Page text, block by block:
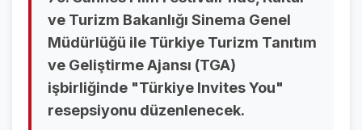
VİDEO GALERİ
KURUMSAL
ve Turizm Bakanlığı Sinema Genel
Müdürlüğü ile Türkiye Turizm Tanıtım
ve Geliştirme Ajansı (TGA)
işbirliğinde "Türkiye Invites You"
resepsiyonu düzenlenecek.